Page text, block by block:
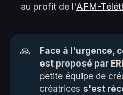
au profit de l'AFM-
🙏
Face à l'urgence,
est proposé par
petite équipe de
créatrices s'est